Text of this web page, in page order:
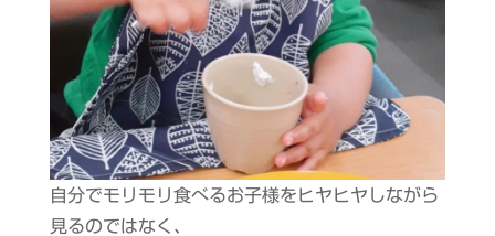
自分でモリモリ食べるお子様をヒヤヒヤしながら
見るのではなく、